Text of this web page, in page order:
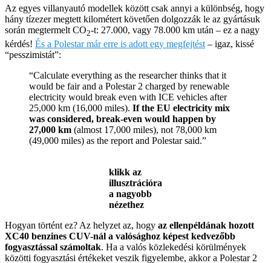
Az egyes villanyautó modellek között csak annyi a különbség, hogy
hány tízezer megtett kilométert követően dolgozzák le az gyártásuk
során megtermelt CO2-t: 27.000, vagy 78.000 km után – ez a nagy
kérdés! És a Polestar már erre is adott egy megfejtést – igaz, kissé
“pesszimistát”:
“Calculate everything as the researcher thinks that it
would be fair and a Polestar 2 charged by renewable
electricity would break even with ICE vehicles after
25,000 km (16,000 miles). If the EU electricity mix
was considered, break-even would happen by
27,000 km (almost 17,000 miles), not 78,000 km
(49,000 miles) as the report and Polestar said.”
klikk az
illusztrációra
a nagyobb
nézethez
Hogyan történt ez? Az helyzet az, hogy az ellenpéldának hozott
XC40 benzines CUV-nál a valósághoz képest kedvezőbb
fogyasztással számoltak. Ha a valós közlekedési körülmények
közötti fogyasztási értékeket veszik figyelembe, akkor a Polestar 2